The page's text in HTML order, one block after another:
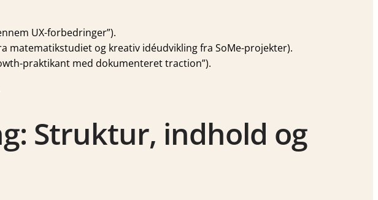
UX-forbedringer”).
matematikstudiet og kreativ idéudvikling fra SoMe-projekter).
praktikant med dokumenteret traction”).
Struktur, indhold og